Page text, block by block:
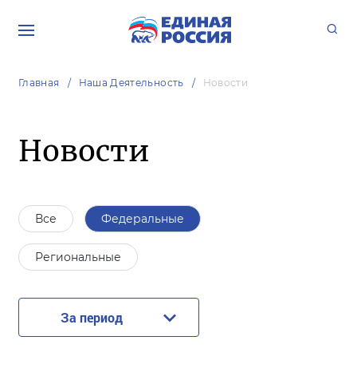
Главная Наша Деятельность Новости
Новости
Все Федеральные
Региональные
За период